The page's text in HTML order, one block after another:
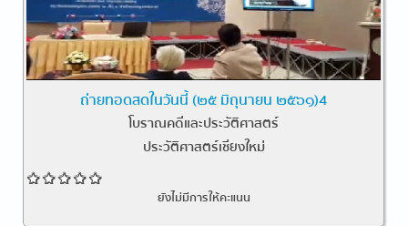
ถ่ายทอดสดในวันนี้ (๒๕ มิถุนายน ๒๕๖๑)4
โบราณคดีและประวัติศาสตร์
ประวัติศาสตร์เชียงใหม่
ยังไม่มีการให้คะแนน